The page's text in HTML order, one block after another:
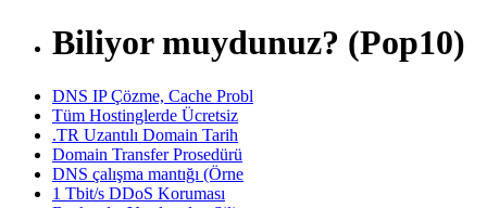
Biliyor muydunuz? (Pop10)
DNS IP Çözme, Cache Probl
Tüm Hostinglerde Ücretsiz
.TR Uzantılı Domain Tarih
Domain Transfer Prosedürü
DNS çalışma mantığı (Örne
1 Tbit/s DDoS Koruması